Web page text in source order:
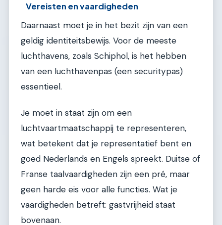
Vereisten en vaardigheden
Daarnaast moet je in het bezit zijn van een
geldig identiteitsbewijs. Voor de meeste
luchthavens, zoals Schiphol, is het hebben
van een luchthavenpas (een securitypas)
essentieel.
Je moet in staat zijn om een
luchtvaartmaatschappij te representeren,
wat betekent dat je representatief bent en
goed Nederlands en Engels spreekt. Duitse of
Franse taalvaardigheden zijn een pré, maar
geen harde eis voor alle functies. Wat je
vaardigheden betreft: gastvrijheid staat
bovenaan.